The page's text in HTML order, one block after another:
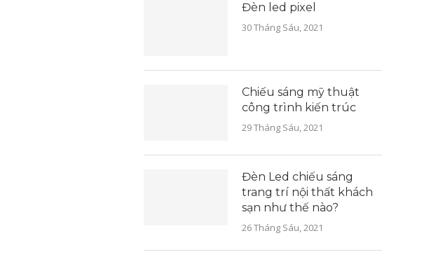
Đèn led pixel
30 Tháng Sáu, 2021
Chiếu sáng mỹ thuật
công trình kiến trúc
29 Tháng Sáu, 2021
Đèn Led chiếu sáng
trang trí nội thất khách
sạn như thế nào?
26 Tháng Sáu, 2021